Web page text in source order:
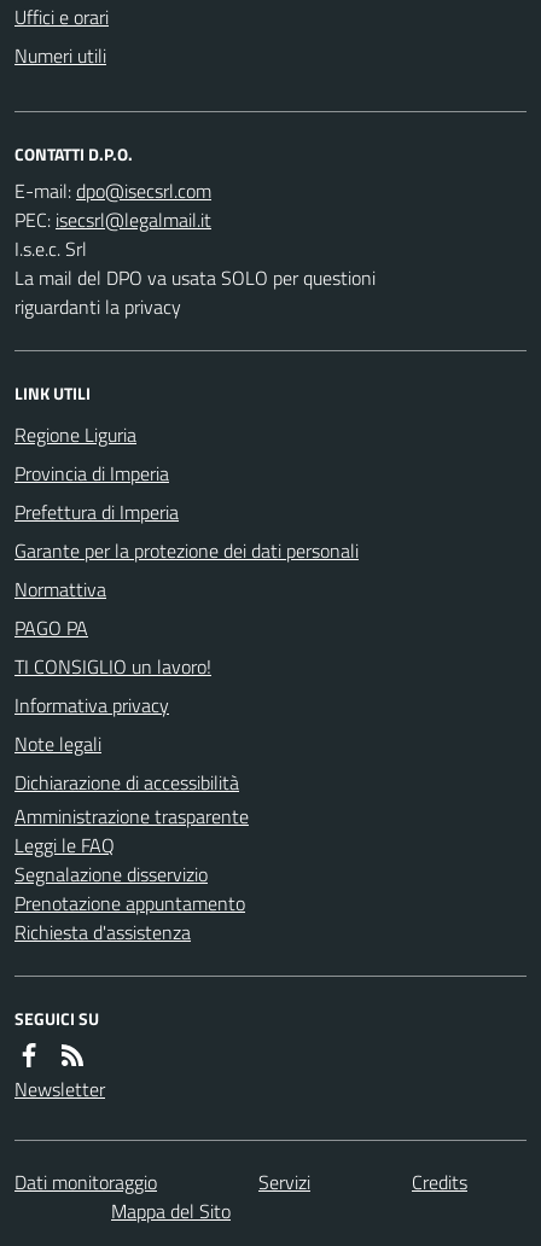
Uffici e orari
Numeri utili
CONTATTI D.P.O.
E-mail:
PEC:
I.s.e.c. Srl
La mail del DPO va usata SOLO per questioni
riguardanti la privacy
LINK UTILI
Regione Liguria
Provincia di Imperia
Prefettura di Imperia
Garante per la protezione dei dati personali
Normattiva
PAGO PA
TI CONSIGLIO un lavoro!
Informativa privacy
Note legali
Dichiarazione di accessibilità
Amministrazione trasparente
Leggi le FAQ
Segnalazione disservizio
Prenotazione appuntamento
Richiesta d'assistenza
SEGUICI SU
Newsletter
Dati monitoraggio Servizi
Credits
Mappa del Sito